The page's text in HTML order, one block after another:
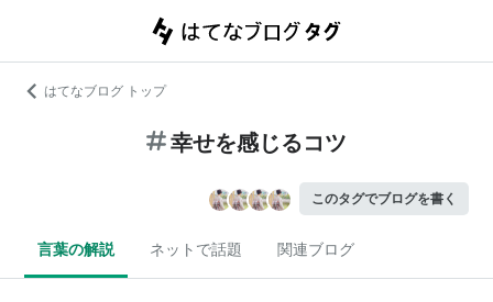
はてなブログ トップ
幸せを感じるコツ
このタグでブログを書く
言葉の解説 ネットで話題 関連ブログ